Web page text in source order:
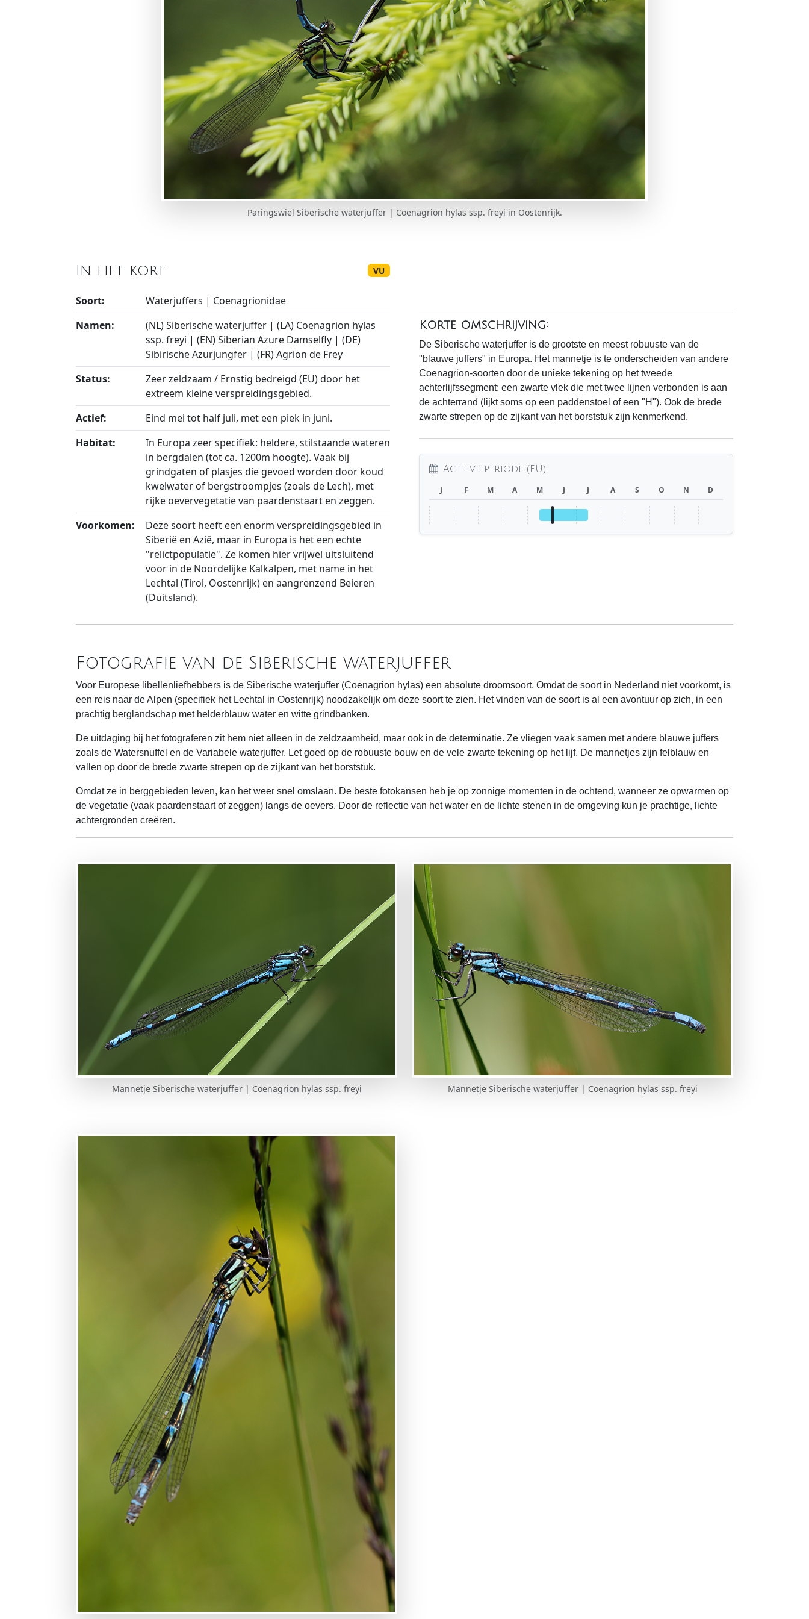
Paringswiel Siberische waterjuffer | Coenagrion hylas ssp. freyi in Oostenrijk.
In het kort VU
Soort:
Waterjuffers | Coenagrionidae
Namen:
(NL) Siberische waterjuffer | (LA) Coenagrion hylas
ssp. freyi | (EN) Siberian Azure Damselfly | (DE)
Sibirische Azurjungfer | (FR) Agrion de Frey
Status:
Zeer zeldzaam / Ernstig bedreigd (EU) door het
extreem kleine verspreidingsgebied.
Actief:
Eind mei tot half juli, met een piek in juni.
Habitat:
In Europa zeer specifiek: heldere, stilstaande wateren
in bergdalen (tot ca. 1200m hoogte). Vaak bij
grindgaten of plasjes die gevoed worden door koud
kwelwater of bergstroompjes (zoals de Lech), met
rijke oevervegetatie van paardenstaart en zeggen.
Voorkomen:
Deze soort heeft een enorm verspreidingsgebied in
Siberië en Azië, maar in Europa is het een echte
"relictpopulatie". Ze komen hier vrijwel uitsluitend
voor in de Noordelijke Kalkalpen, met name in het
Lechtal (Tirol, Oostenrijk) en aangrenzend Beieren
(Duitsland).
Korte omschrijving:
De Siberische waterjuffer is de grootste en meest robuuste van de
"blauwe juffers" in Europa. Het mannetje is te onderscheiden van andere
Coenagrion-soorten door de unieke tekening op het tweede
achterlijfssegment: een zwarte vlek die met twee lijnen verbonden is aan
de achterrand (lijkt soms op een paddenstoel of een "H"). Ook de brede
zwarte strepen op de zijkant van het borststuk zijn kenmerkend.
Actieve periode (EU)
J F M A M J J A S O N D
Fotografie van de Siberische waterjuffer
Voor Europese libellenliefhebbers is de Siberische waterjuffer (Coenagrion hylas) een absolute droomsoort. Omdat de soort in Nederland niet voorkomt, is
een reis naar de Alpen (specifiek het Lechtal in Oostenrijk) noodzakelijk om deze soort te zien. Het vinden van de soort is al een avontuur op zich, in een
prachtig berglandschap met helderblauw water en witte grindbanken.
De uitdaging bij het fotograferen zit hem niet alleen in de zeldzaamheid, maar ook in de determinatie. Ze vliegen vaak samen met andere blauwe juffers
zoals de Watersnuffel en de Variabele waterjuffer. Let goed op de robuuste bouw en de vele zwarte tekening op het lijf. De mannetjes zijn felblauw en
vallen op door de brede zwarte strepen op de zijkant van het borststuk.
Omdat ze in berggebieden leven, kan het weer snel omslaan. De beste fotokansen heb je op zonnige momenten in de ochtend, wanneer ze opwarmen op
de vegetatie (vaak paardenstaart of zeggen) langs de oevers. Door de reflectie van het water en de lichte stenen in de omgeving kun je prachtige, lichte
achtergronden creëren.
Mannetje Siberische waterjuffer | Coenagrion hylas ssp. freyi Mannetje Siberische waterjuffer | Coenagrion hylas ssp. freyi